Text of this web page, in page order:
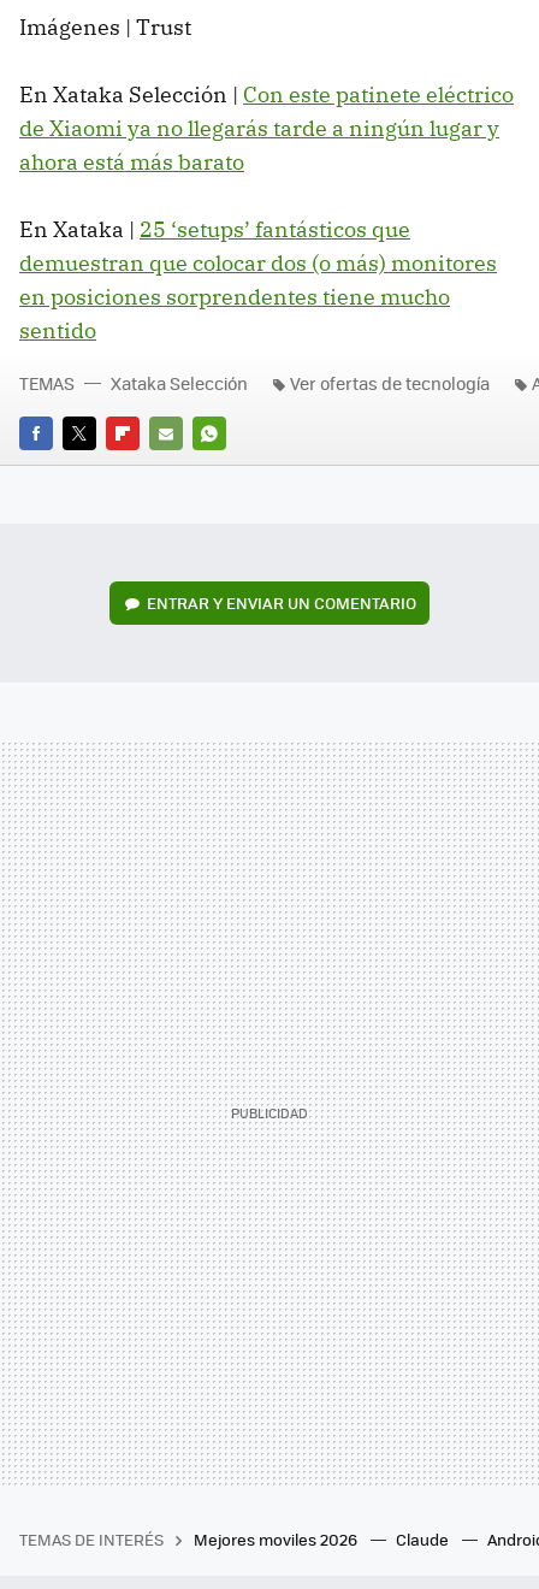
Imágenes | Trust
En Xataka Selección | Con este patinete eléctrico
de Xiaomi ya no llegarás tarde a ningún lugar y
ahora está más barato
En Xataka | 25 ‘setups’ fantásticos que
demuestran que colocar dos (o más) monitores
en posiciones sorprendentes tiene mucho
sentido
FACEBOOK
TWITTERFLIPBOARD
E-
WHATSAPP
TEMAS Xataka Selección Ver ofertas de tecnología
ENTRAR Y ENVIAR UN COMENTARIO
TEMAS DE INTERÉS Mejores moviles 2026 Claude